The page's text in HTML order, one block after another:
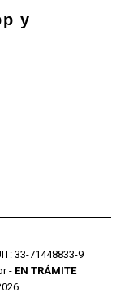
y
33-71448833-9
- EN TRÁMITE